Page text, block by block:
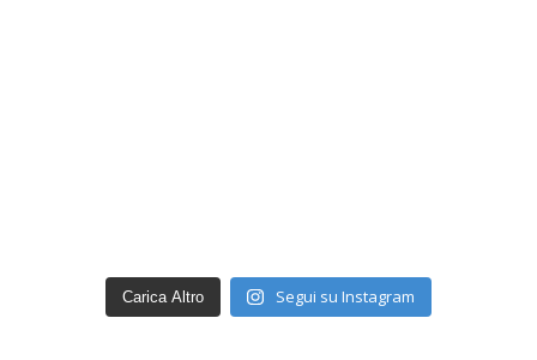
Carica Altro Segui su Instagram